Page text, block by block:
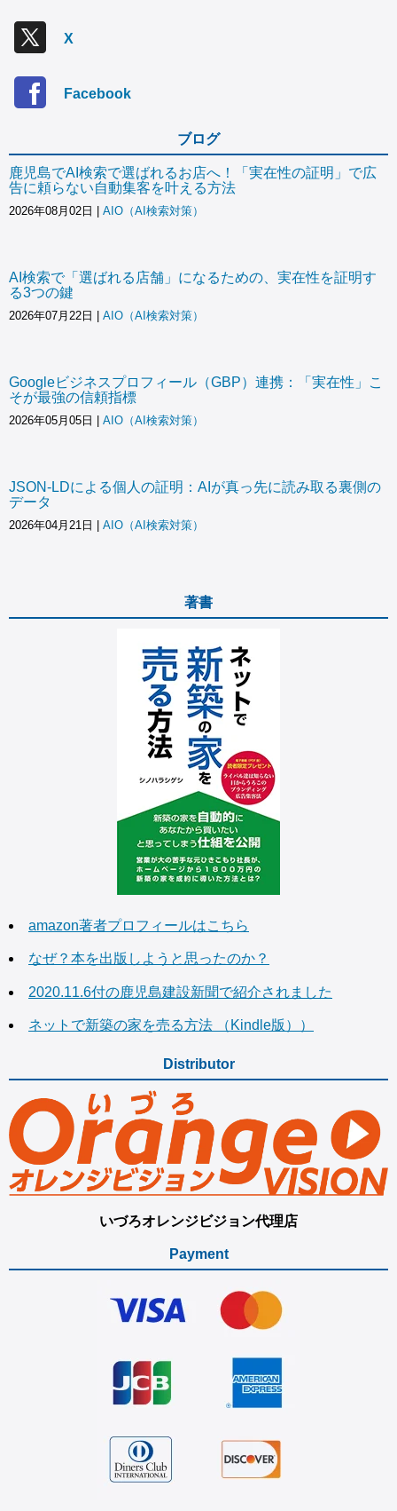
X
Facebook
ブログ
鹿児島でAI検索で選ばれるお店へ！「実在性の証明」で広
告に頼らない自動集客を叶える方法
2026年08月02日 | AIO（AI検索対策）
AI検索で「選ばれる店舗」になるための、実在性を証明す
る3つの鍵
2026年07月22日 | AIO（AI検索対策）
Googleビジネスプロフィール（GBP）連携：「実在性」こ
そが最強の信頼指標
2026年05月05日 | AIO（AI検索対策）
JSON-LDによる個人の証明：AIが真っ先に読み取る裏側の
データ
2026年04月21日 | AIO（AI検索対策）
著書
amazon著者プロフィールはこちら
なぜ？本を出版しようと思ったのか？
2020.11.6付の鹿児島建設新聞で紹介されました
ネットで新築の家を売る方法 （Kindle版））
Distributor
いづろオレンジビジョン代理店
Payment